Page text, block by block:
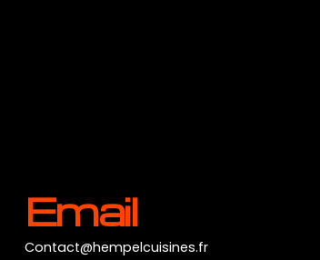
Email
contact@hempelcuisines.fr